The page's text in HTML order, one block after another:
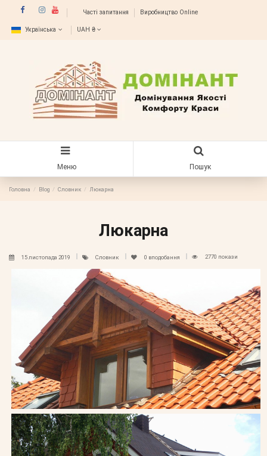
Часті запитання Виробництво Online
Українська UAH ₴
Меню Пошук
Головна Blog Словник Люкарна
Люкарна
15 листопада 2019 Словник 0 вподобання 2770 покази